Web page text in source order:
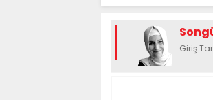
Giriş